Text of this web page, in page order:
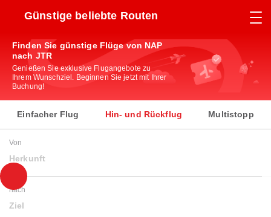
Günstige beliebte Routen
Finden Sie günstige Flüge von NAP
nach JTR
Genießen Sie exklusive Flugangebote zu
Ihrem Wunschziel. Beginnen Sie jetzt mit Ihrer
Buchung!
Einfacher Flug Hin- und Rückflug Multistopp
Von
Herkunft
nach
Ziel